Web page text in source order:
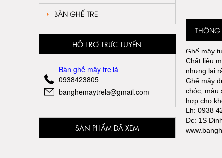
BÀN GHẾ TRE
HỖ TRỢ TRỰC TUYẾN
Bàn ghế mây tre lá
0938423805
banghemaytrela@gmail.com
SẢN PHẨM ĐÃ XEM
THÔNG
Ghế mây
Chất liệu
nhưng lại
Ghế mây
chóc, màu
hợp cho
Lh: 0938
Đc: 1S